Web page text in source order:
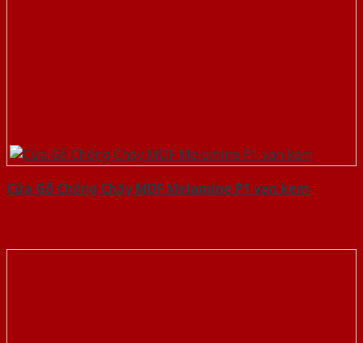
Cửa Gỗ Chống Cháy MDF Melamine P1 van kem